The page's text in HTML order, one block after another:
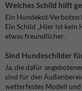
Welches Schild hilft
Ein Hundekot-
Ein Schild „Hier ist kein
etwas freundlicher.
Sind Hundeschilder
Ja, die dafür
sind für den
wetterfestes Modell und